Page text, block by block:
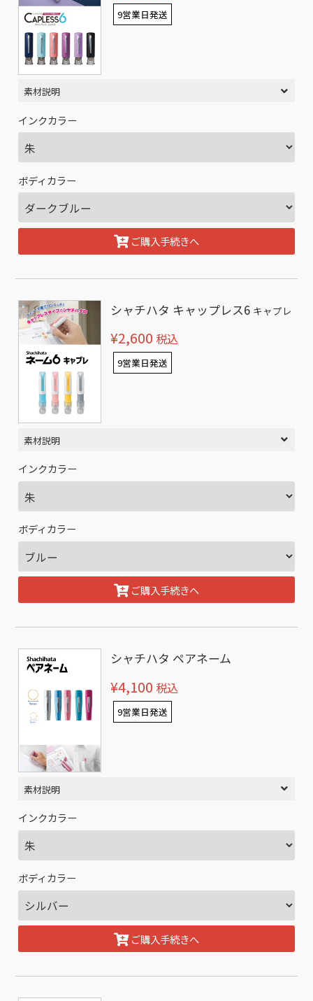
9営業日発送
素材説明
インクカラー
ボディカラー
ご購入手続きへ
シャチハタ キャップレス6 キャプレ
¥2,600 税込
9営業日発送
素材説明
インクカラー
ボディカラー
ご購入手続きへ
シャチハタ ペアネーム
¥4,100 税込
9営業日発送
素材説明
インクカラー
ボディカラー
ご購入手続きへ